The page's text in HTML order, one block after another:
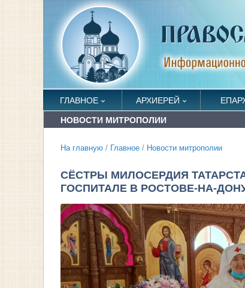
ГЛАВНОЕ АРХИЕРЕЙ
НОВОСТИ МИТРОПОЛИИ
На главную / Главное / Новости митрополии
СЁСТРЫ МИЛОСЕРДИЯ
ГОСПИТАЛЕ В РОСТОВЕ-НА-